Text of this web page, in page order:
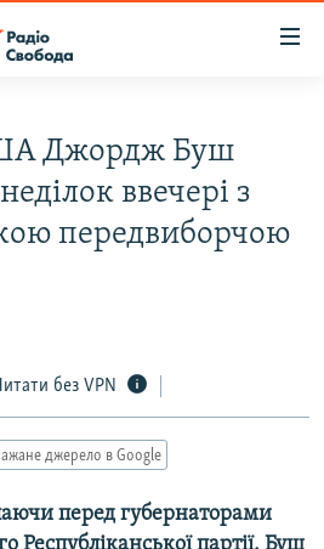
Джордж Буш
ввечері з
передвиборчою
без VPN
джерело в Google
перед губернаторами